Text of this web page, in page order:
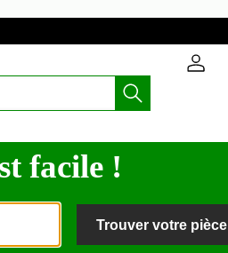
facile !
Trouver votre pièce